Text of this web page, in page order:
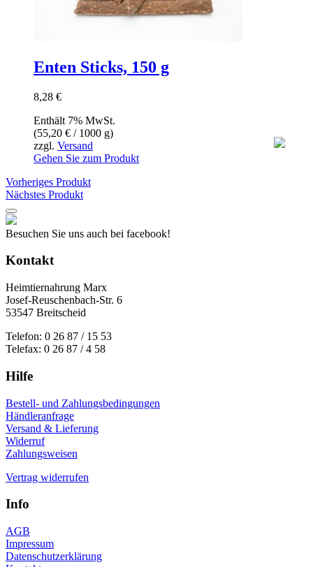
Enten Sticks, 150 g
8,28 €
Enthält 7% MwSt.
(55,20 € / 1000 g)
zzgl. Versand
Gehen Sie zum Produkt
Vorheriges Produkt
Nächstes Produkt
Besuchen Sie uns auch bei facebook!
Kontakt
Heimtiernahrung Marx
Josef-Reuschenbach-Str. 6
53547 Breitscheid
Telefon: 0 26 87 / 15 53
Telefax: 0 26 87 / 4 58
Hilfe
Bestell- und Zahlungsbedingungen
Händleranfrage
Versand & Lieferung
Widerruf
Zahlungsweisen
Vertrag widerrufen
Info
AGB
Impressum
Datenschutzerklärung